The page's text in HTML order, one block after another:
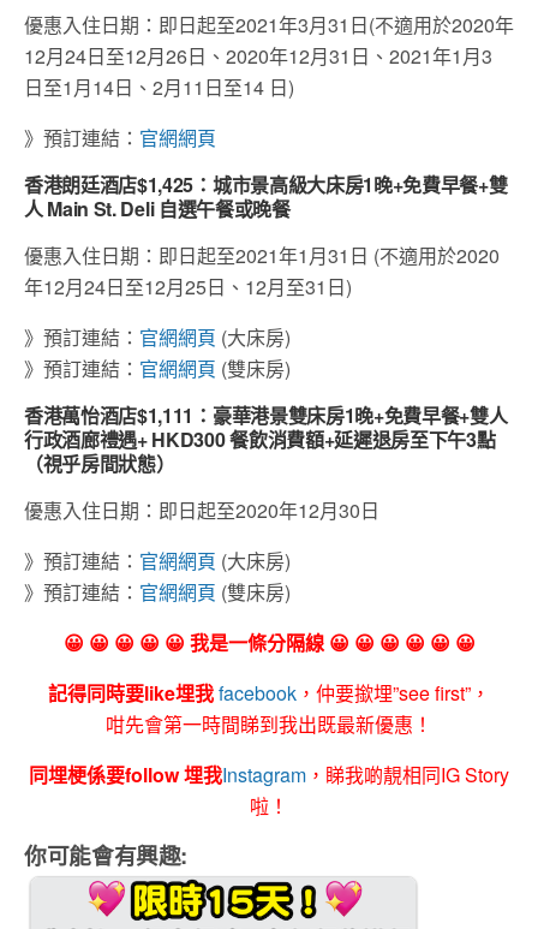
優惠入住日期：即日起至2021年3月31日(不適用於2020年
12月24日至12月26日、2020年12月31日、2021年1月3
日至1月14日、2月11日至14 日)
》預訂連結： 官網網頁
香港朗廷酒店$1,425 ：城市景高級大床房1晚+免費早餐+雙
人Main St. Deli 自選午餐或晚餐
優惠入住日期：即日起至2021年1月31日 (不適用於2020
年12月24日至12月25日、12月至31日)
》預訂連結： 官網網頁 (大床房)
》預訂連結： 官網網頁 (雙床房)
香港萬怡酒店$1,111 ：豪華港景雙床房1晚+免費早餐+雙人
行政酒廊禮遇+ HKD300餐飲消費額+延遲退房至下午3點
（視乎房間狀態）
優惠入住日期：即日起至2020年12月30日
》預訂連結： 官網網頁 (大床房)
》預訂連結： 官網網頁 (雙床房)
😀 😀 😀 😀 😀 我是一條分隔線 😀 😀 😀 😀 😀 😀
記得同時要like埋我facebook ，仲要撳埋”see first”，
咁先會第一時間睇到我出既最新優惠！
同埋梗係要follow 埋我Instagram ，睇我啲靚相同IG Story
啦！
你可能會有興趣: